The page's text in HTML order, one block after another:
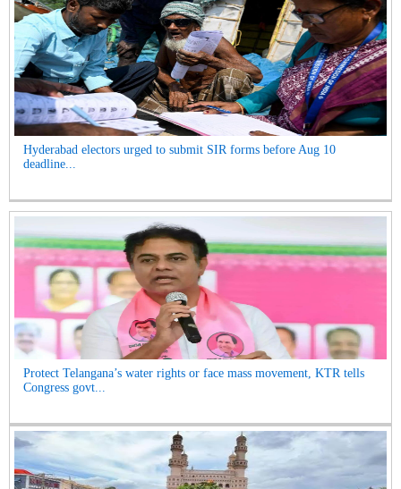
Hyderabad electors urged to submit SIR forms before Aug 10
deadline...
Protect Telangana’s water rights or face mass movement, KTR tells
Congress govt...